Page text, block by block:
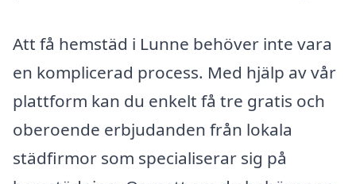
Att få hemstäd i Lunne behöver inte vara
en komplicerad process. Med hjälp av vår
plattform kan du enkelt få tre gratis och
oberoende erbjudanden från lokala
städfirmor som specialiserar sig på